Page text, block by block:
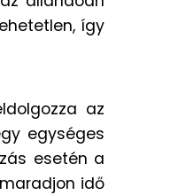
így
az
egységes
esetén a
idő